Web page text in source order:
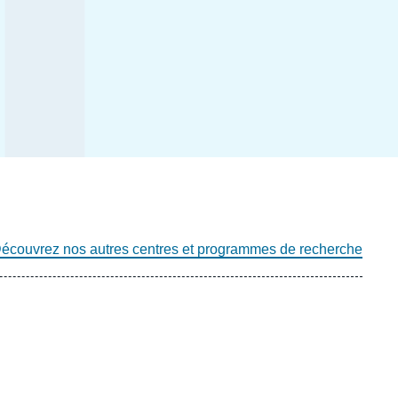
nos autres centres et programmes de recherche